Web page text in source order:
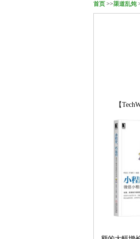
首页 >>渠道乱炖
【